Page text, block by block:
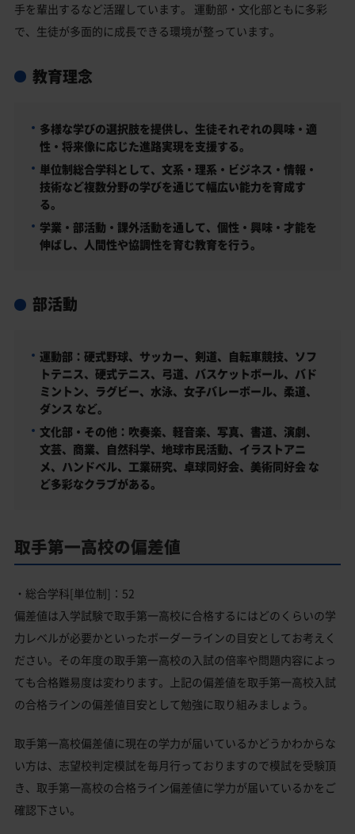
手を輩出するなど活躍しています。 運動部・文化部ともに多彩
で、生徒が多面的に成長できる環境が整っています。
教育理念
多様な学びの選択肢を提供し、生徒それぞれの興味・適
性・将来像に応じた進路実現を支援する。
単位制総合学科として、文系・理系・ビジネス・情報・
技術など複数分野の学びを通じて幅広い能力を育成す
る。
学業・部活動・課外活動を通して、個性・興味・才能を
伸ばし、人間性や協調性を育む教育を行う。
部活動
運動部：硬式野球、サッカー、剣道、自転車競技、ソフ
トテニス、硬式テニス、弓道、バスケットボール、バド
ミントン、ラグビー、水泳、女子バレーボール、柔道、
ダンス など。
文化部・その他：吹奏楽、軽音楽、写真、書道、演劇、
文芸、商業、自然科学、地球市民活動、イラストアニ
メ、ハンドベル、工業研究、卓球同好会、美術同好会 な
ど多彩なクラブがある。
取手第一高校の偏差値
・総合学科[単位制]：52
偏差値は入学試験で取手第一高校に合格するにはどのくらいの学
力レベルが必要かといったボーダーラインの目安としてお考えく
ださい。その年度の取手第一高校の入試の倍率や問題内容によっ
ても合格難易度は変わります。上記の偏差値を取手第一高校入試
の合格ラインの偏差値目安として勉強に取り組みましょう。
取手第一高校偏差値に現在の学力が届いているかどうかわからな
い方は、志望校判定模試を毎月行っておりますので模試を受験頂
き、取手第一高校の合格ライン偏差値に学力が届いているかをご
確認下さい。